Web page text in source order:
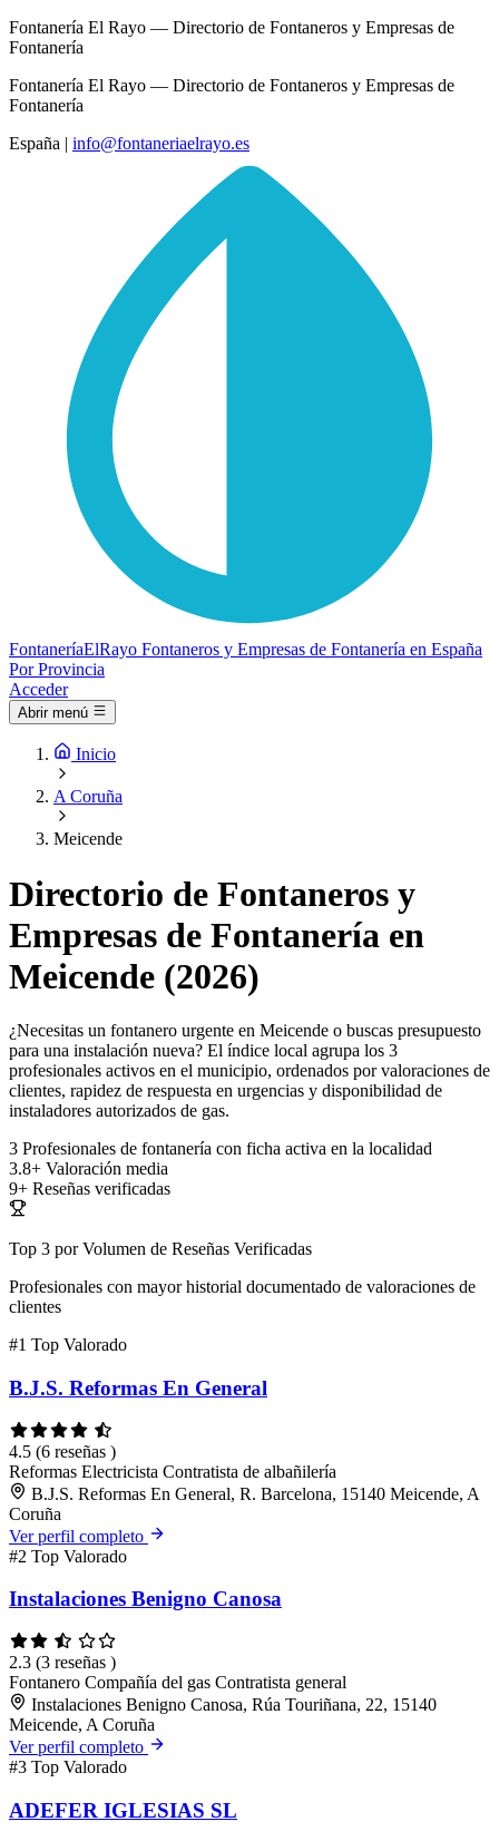
Fontanería El Rayo — Directorio de Fontaneros y Empresas de
Fontanería
Fontanería El Rayo — Directorio de Fontaneros y Empresas de
Fontanería
España | info@fontaneriaelrayo.es
FontaneríaElRayo Fontaneros y Empresas de Fontanería en España
Por Provincia
Acceder
Abrir menú
Inicio
A Coruña
Meicende
Directorio de Fontaneros y
Empresas de Fontanería en
Meicende (2026)
¿Necesitas un fontanero urgente en Meicende o buscas presupuesto
para una instalación nueva? El índice local agrupa los 3
profesionales activos en el municipio, ordenados por valoraciones de
clientes, rapidez de respuesta en urgencias y disponibilidad de
instaladores autorizados de gas.
3 Profesionales de fontanería con ficha activa en la localidad
3.8+ Valoración media
9+ Reseñas verificadas
Top 3 por Volumen de Reseñas Verificadas
Profesionales con mayor historial documentado de valoraciones de
clientes
#1 Top Valorado
B.J.S. Reformas En General
4.5 (6 reseñas )
Reformas Electricista Contratista de albañilería
B.J.S. Reformas En General, R. Barcelona, 15140 Meicende, A
Coruña
Ver perfil completo
#2 Top Valorado
Instalaciones Benigno Canosa
2.3 (3 reseñas )
Fontanero Compañía del gas Contratista general
Instalaciones Benigno Canosa, Rúa Touriñana, 22, 15140
Meicende, A Coruña
Ver perfil completo
#3 Top Valorado
ADEFER IGLESIAS SL